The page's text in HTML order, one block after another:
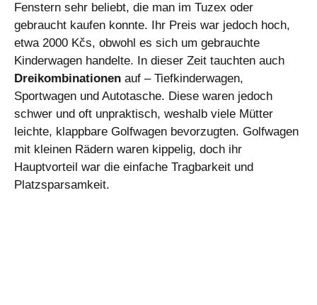
Fenstern sehr beliebt, die man im Tuzex oder
gebraucht kaufen konnte. Ihr Preis war jedoch hoch,
etwa 2000 Kčs, obwohl es sich um gebrauchte
Kinderwagen handelte. In dieser Zeit tauchten auch
Dreikombinationen auf – Tiefkinderwagen,
Sportwagen und Autotasche. Diese waren jedoch
schwer und oft unpraktisch, weshalb viele Mütter
leichte, klappbare Golfwagen bevorzugten. Golfwagen
mit kleinen Rädern waren kippelig, doch ihr
Hauptvorteil war die einfache Tragbarkeit und
Platzsparsamkeit.